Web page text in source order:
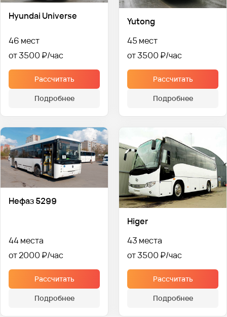
Hyundai Universe
46 мест
от 3500 ₽
Рассчитать
Подробнее
Yutong
45 мест
от 3500 ₽
Рассчитать
Подробнее
Нефаз 5299
44 места
от 2000 ₽
Рассчитать
Подробнее
Higer
43 места
от 3500 ₽
Рассчитать
Подробнее